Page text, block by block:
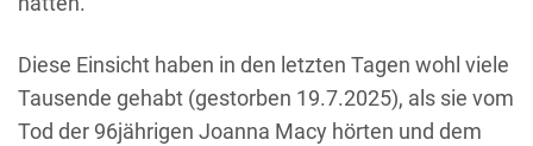
Diese Einsicht haben in den letzten Tagen wohl viele
Tausende gehabt (gestorben 19.7.2025), als sie vom
Tod der 96jährigen Joanna Macy hörten und dem